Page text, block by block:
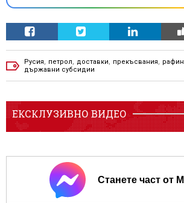
Русия, петрол, доставки, прекъсвания,
държавни субсидии
ЕКСКЛУЗИВНО ВИДЕО
Станете част от